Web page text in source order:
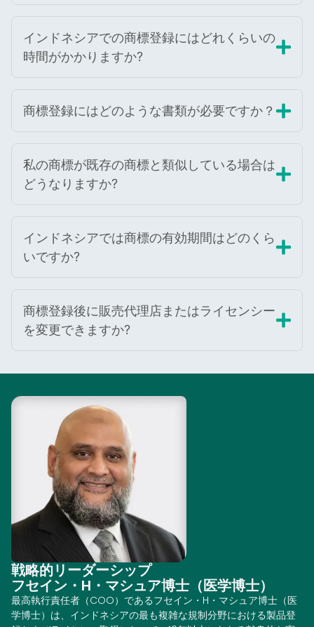
インドネシアでの商標登録にはどれくらいの
時間がかかりますか?
商標登録にはどのような書類が必要ですか？
私の商標が既存の商標と類似している場合は
どうなりますか?
インドネシアでは商標の有効期間はどのくら
いですか?
商標登録後に販売代理店またはライセンシー
を変更できますか?
戦略的リーダーシップ
フセイン・H・マシュア博士（医学博士）
最高執行責任者（COO）であるフセイン・H・マシュア博士（医
学博士）は、インドネシアの最も複雑な規制分野における製品登